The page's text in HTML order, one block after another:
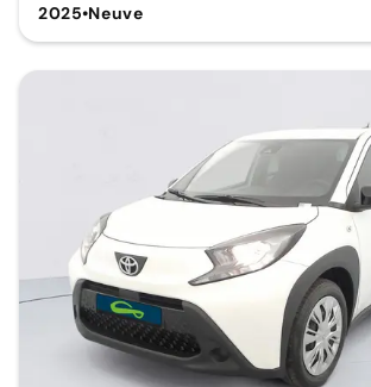
2025•Neuve